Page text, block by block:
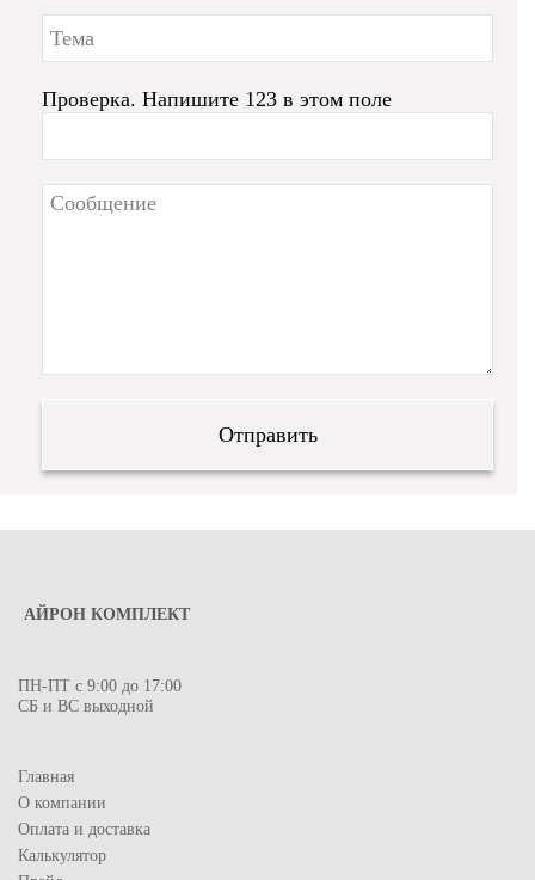
Проверка. Напишите 123 в этом поле
АЙРОН КОМПЛЕКТ
ПН-ПТ с 9:00 до 17:00
СБ и ВС выходной
Главная
О компании
Оплата и доставка
Калькулятор